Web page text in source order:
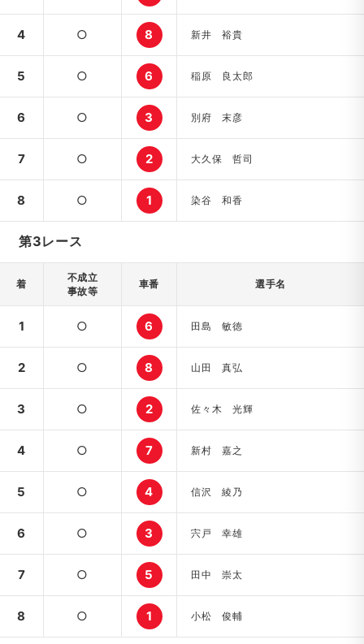
4 ○ 8 新井 裕貴
5 ○ 6 稲原 良太郎
6 ○ 3 別府 末彦
7 ○ 2 大久保 哲司
8 ○ 1 染谷 和香
第3レース
着
不成立
事故等
車番 選手名
1 ○ 6 田島 敏徳
2 ○ 8 山田 真弘
3 ○ 2 佐々木 光輝
4 ○ 7 新村 嘉之
5 ○ 4 信沢 綾乃
6 ○ 3 宍戸 幸雄
7 ○ 5 田中 崇太
8 ○ 1 小松 俊輔